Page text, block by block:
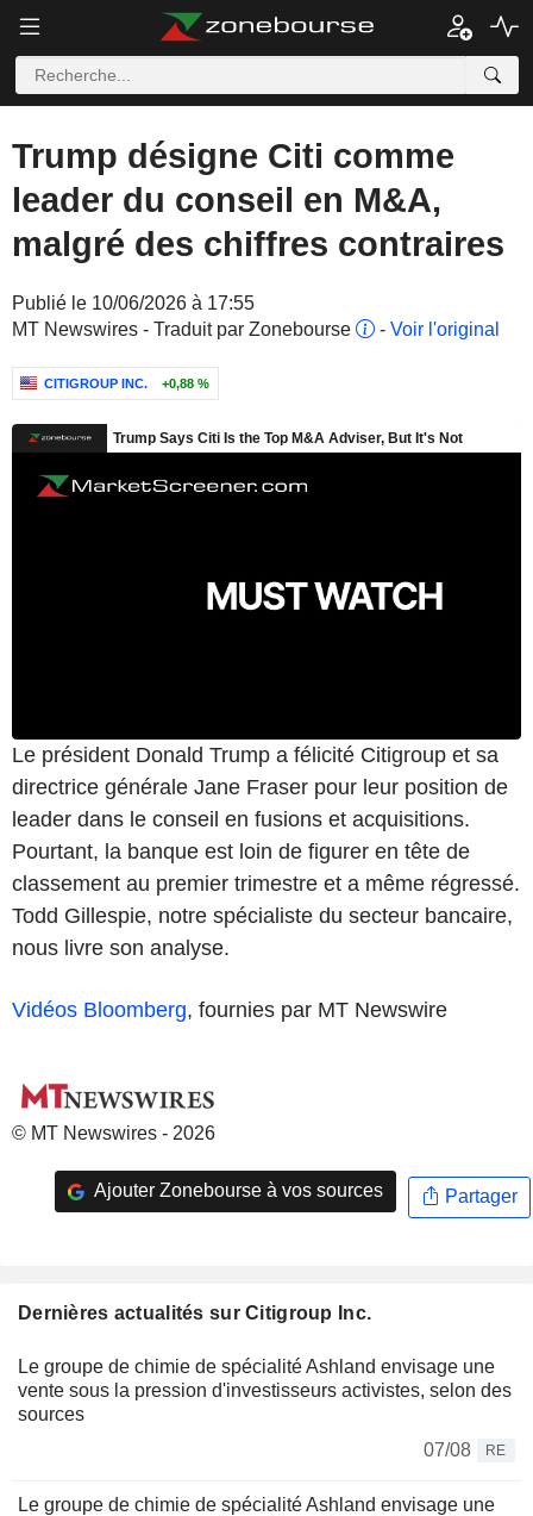
Trump désigne Citi comme
leader du conseil en M&A,
malgré des chiffres contraires
Publié le 10/06/2026 à 17:55
MT Newswires - Traduit par Zonebourse
- Voir l'original
CITIGROUP INC. +0,88 %
Le président Donald Trump a félicité Citigroup et sa
directrice générale Jane Fraser pour leur position de
leader dans le conseil en fusions et acquisitions.
Pourtant, la banque est loin de figurer en tête de
classement au premier trimestre et a même régressé.
Todd Gillespie, notre spécialiste du secteur bancaire,
nous livre son analyse.
Vidéos Bloomberg, fournies par MT Newswire
© MT Newswires - 2026
Ajouter Zonebourse à vos sources Partager
Dernières actualités sur Citigroup Inc.
Le groupe de chimie de spécialité Ashland envisage une
vente sous la pression d'investisseurs activistes, selon des
sources
07/08
RE
Le groupe de chimie de spécialité Ashland envisage une